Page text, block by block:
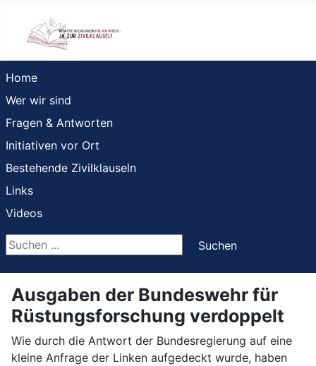
Home
Wer wir sind
Fragen & Antworten
Initiativen vor Ort
Bestehende Zivilklauseln
Links
Videos
Suchen ...
Suchen
Ausgaben der Bundeswehr für
Rüstungsforschung verdoppelt
Wie durch die Antwort der Bundesregierung auf eine
kleine Anfrage der Linken aufgedeckt wurde, haben